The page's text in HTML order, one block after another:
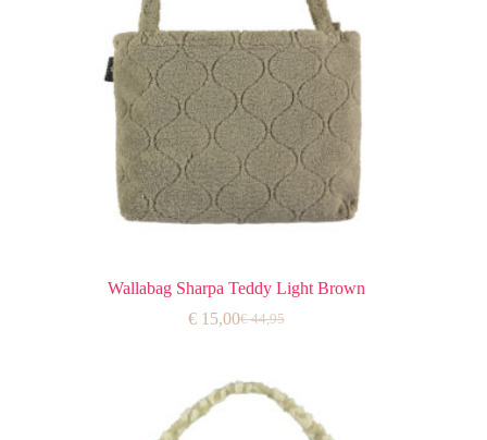
Wallabag Sharpa Teddy Light Brown
€44,95
Oorspronkelijke
€ 44,95.
€15,00Huidige
€ 15,00.